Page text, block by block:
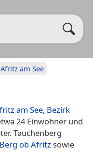
Afritz am See
am See, Bezirk
24 Einwohner und
Tauchenberg
Berg ob Afritzsowie